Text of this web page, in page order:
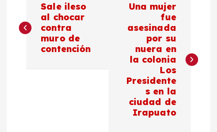
a
Sale ileso
al chocar
contra
muro de
contención
Una mujer
fue
asesinada
por su
nuera en
la colonia
Los
Presidente
s en la
ciudad de
Irapuato